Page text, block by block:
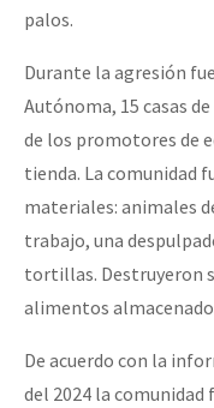
palos.
Durante la agresión
Autónoma, 15 casas
de los promotores de
tienda. La comunidad
materiales: animales
trabajo, una
tortillas. Destruyeron
alimentos
De acuerdo con la
del 2024 la comunidad